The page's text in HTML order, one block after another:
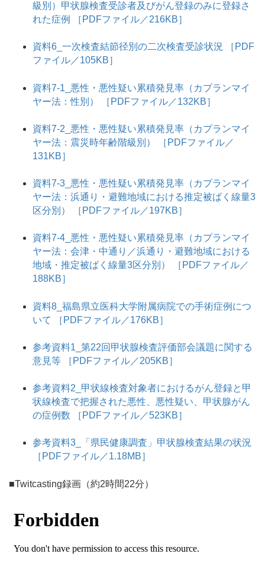
級別）甲状腺検査受診者及びがん登録のみに登録さ
れた症例 ［PDFファイル／216KB］
資料6_一次検査結節径別の二次検査受診状況 ［PDF
ファイル／105KB］
資料7-1_悪性・悪性疑い累積発見率（カプランマイ
ヤー法：性別） ［PDFファイル／132KB］
資料7-2_悪性・悪性疑い累積発見率（カプランマイ
ヤー法：震災時年齢階級別） ［PDFファイル／
131KB］
資料7-3_悪性・悪性疑い累積発見率（カプランマイ
ヤー法：浜通り・避難地域における推定被ばく線量3
区分別） ［PDFファイル／197KB］
資料7-4_悪性・悪性疑い累積発見率（カプランマイ
ヤー法：会津・中通り／浜通り・避難地域における
地域・推定被ばく線量3区分別） ［PDFファイル／
188KB］
資料8_福島県立医科大学附属病院での手術症例につ
いて ［PDFファイル／176KB］
参考資料1_第22回甲状腺検査評価部会議題に関する
意見等 ［PDFファイル／205KB］
参考資料2_甲状線検査対象者におけるがん登録と甲
状線検査で把握された悪性、悪性疑い、甲状腺がん
の症例数 ［PDFファイル／523KB］
参考資料3_「県民健康調査」甲状腺検査結果の状況
［PDFファイル／1.18MB］
■Twitcasting録画（約2時間22分）